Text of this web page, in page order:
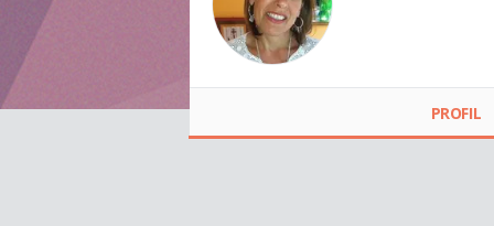
PROFIL